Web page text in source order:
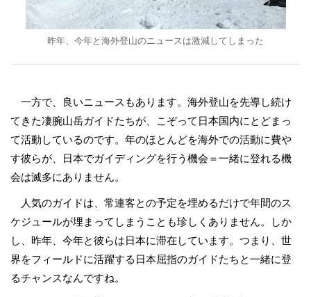
昨年、今年と海外登山のニュースは激減してしまった
一方で、良いニュースもあります。海外登山を先導し続け
てきた凄腕山岳ガイドたちが、こぞって日本国内にとどまっ
て活動しているのです。年のほとんどを海外での活動に費や
す彼らが、日本でガイディングを行う機会＝一緒に登れる機
会は滅多にありません。
人気のガイドは、常連客との予定を埋めるだけで年間のス
ケジュールが埋まってしまうことも珍しくありません。しか
し、昨年、今年と彼らは日本に滞在しています。つまり、世
界をフィールドに活躍する日本屈指のガイドたちと一緒に登
るチャンスなんですね。